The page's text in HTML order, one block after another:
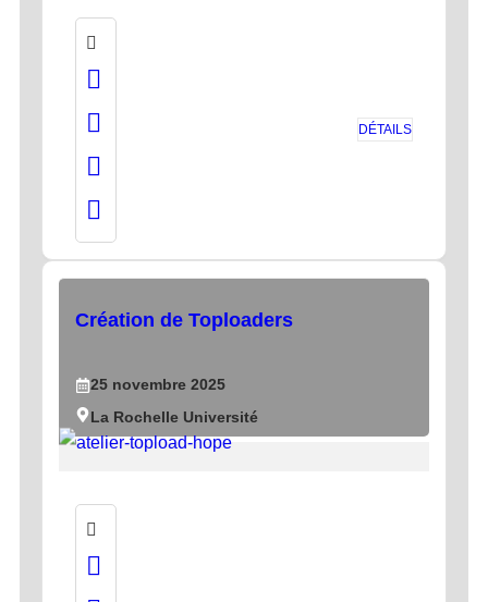
DÉTAILS
Création de Toploaders
25 novembre 2025
La Rochelle Université